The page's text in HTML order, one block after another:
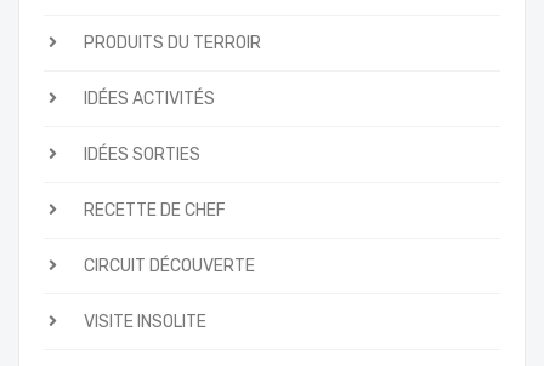
PRODUITS DU TERROIR
IDÉES ACTIVITÉS
IDÉES SORTIES
RECETTE DE CHEF
CIRCUIT DÉCOUVERTE
VISITE INSOLITE